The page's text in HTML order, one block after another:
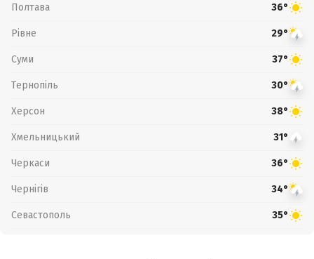
Полтава 36°
Рівне 29°
Суми 37°
Тернопіль 30°
Херсон 38°
Хмельницький 31°
Черкаси 36°
Чернігів 34°
Севастополь 35°